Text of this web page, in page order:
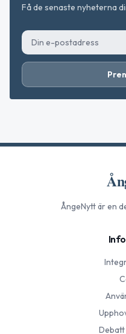
Få de senaste nyheterna
ÅngeNyttär en
Debatt